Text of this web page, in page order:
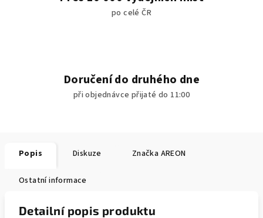
po celé ČR
Doručení do druhého dne
při objednávce přijaté do 11:00
Popis Diskuze Značka AREON
Ostatní informace
Detailní popis produktu